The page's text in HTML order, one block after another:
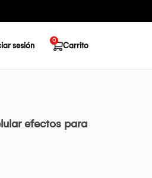
sesión Carrito
0
efectos para